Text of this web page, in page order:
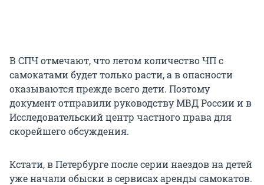
В СПЧ отмечают, что летом количество ЧП с
самокатами будет только расти, а в опасности
оказываются прежде всего дети. Поэтому
документ отправили руководству МВД России и в
Исследовательский центр частного права для
скорейшего обсуждения.
Кстати, в Петербурге после серии наездов на детей
уже начали обыски в сервисах аренды самокатов.